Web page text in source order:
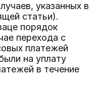
указанных в
статьи).
порядок
перехода с
платежей
на уплату
в течение